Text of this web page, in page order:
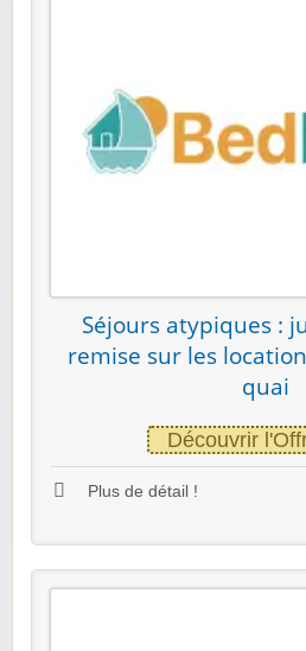
Séjours atypiques :
remise sur les
quai
Découvrir
Plus de détail !